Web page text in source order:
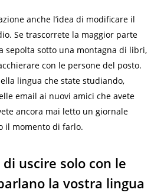
anche l’idea di modificare il
Se trascorrete la maggior parte
sepolta sotto una montagna di libri,
con le persone del posto.
lingua che state studiando,
email ai nuovi amici che avete
ancora mai letto un giornale
il momento di farlo.
uscire solo con le
la vostra lingua